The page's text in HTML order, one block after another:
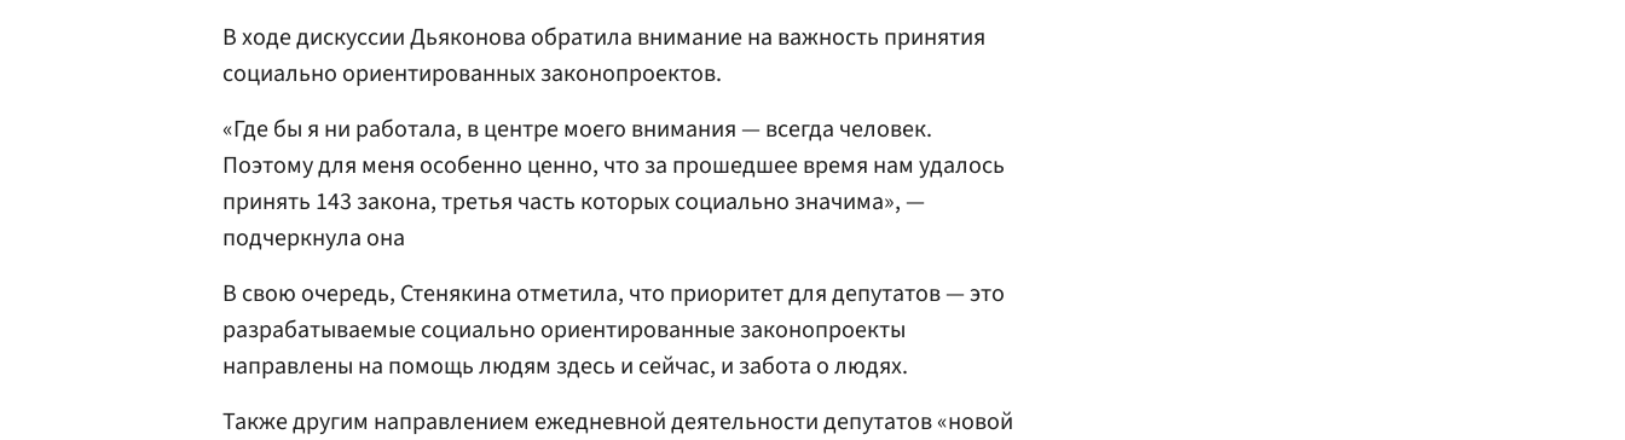
В ходе дискуссии Дьяконова обратила внимание на важность принятия
социально ориентированных законопроектов.
«Где бы я ни работала, в центре моего внимания — всегда человек.
Поэтому для меня особенно ценно, что за прошедшее время нам удалось
принять 143 закона, третья часть которых социально значима», —
подчеркнула она
В свою очередь, Стенякина отметила, что приоритет для депутатов — это
разрабатываемые социально ориентированные законопроекты
направлены на помощь людям здесь и сейчас, и забота о людях.
Также другим направлением ежедневной деятельности депутатов «новой